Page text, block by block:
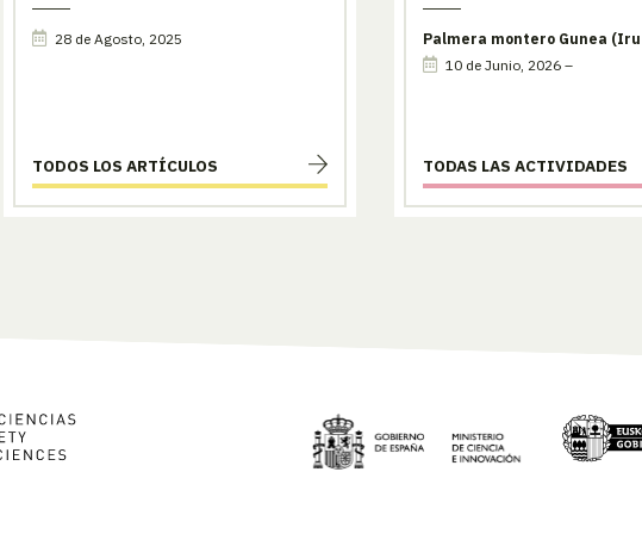
28 de Agosto, 2025
TODOS LOS ARTÍCULOS
Palmera montero Gunea
10 de Junio, 2026 –
TODAS LAS ACTIVIDADES